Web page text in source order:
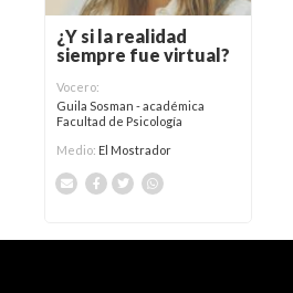
¿Y si la realidad
siempre fue virtual?
Vocero:
Guila Sosman - académica
Facultad de Psicología
Medio: El Mostrador